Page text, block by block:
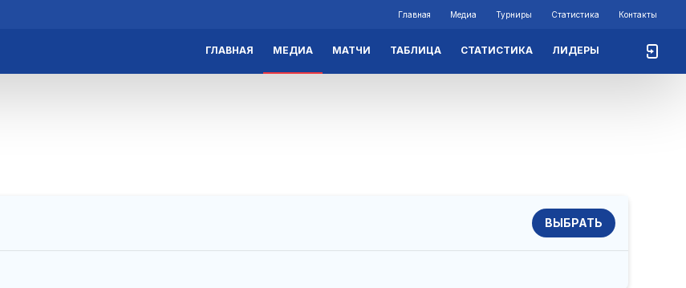
Главная Медиа Турниры Статистика Контакты
ГЛАВНАЯ МЕДИА МАТЧИ ТАБЛИЦА СТАТИСТИКА ЛИДЕРЫ
ВЫБРАТЬ